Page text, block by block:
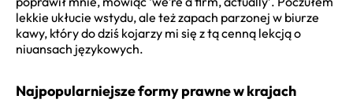
lekkie ukłucie wstydu, ale też zapach parzonej w biurze
kawy, który do dziś kojarzy mi się z tą cenną lekcją o
niuansach językowych.
Najpopularniejsze formy prawne w krajach